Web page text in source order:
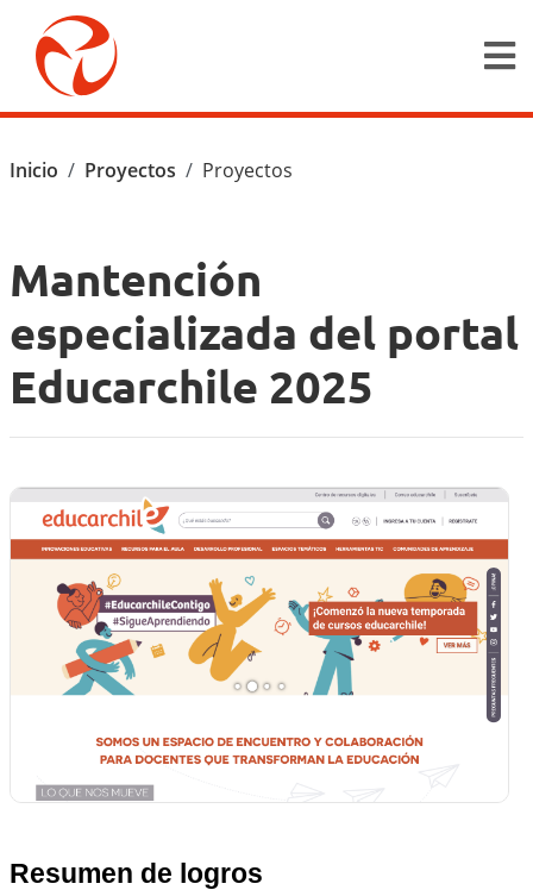
Pasar al contenido principal
Ruta de navegación
Inicio Proyectos Proyectos
Mantención
especializada del portal
Educarchile 2025
Resumen de logros